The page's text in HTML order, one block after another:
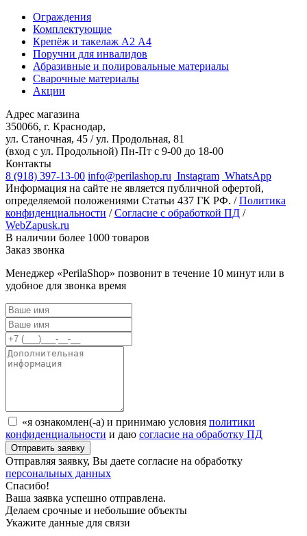
Ограждения
Комплектующие
Крепёж и такелаж А2 А4
Поручни для инвалидов
Абразивные и полировальные материалы
Сварочные материалы
Акции
Адрес магазина
350066, г. Краснодар,
ул. Станочная, 45 / ул. Продольная, 81
(вход с ул. Продольной) Пн-Пт с 9-00 до 18-00
Контакты
8 (918) 397-13-00 info@perilashop.ru Instagram WhatsApp
Информация на сайте не является публичной офертой,
определяемой положениями Статьи 437 ГК РФ. /Политика
конфиденциальности /Согласие с обработкой ПД /
WebZapusk.ru
В наличии более 1000 товаров
Заказ звонка
Менеджер «PerilaShop» позвонит в течение 10 минут или в
удобное для звонка время
«я ознакомлен(-а) и принимаю условия политики
конфиденциальности и даю согласие на обработку ПД
Отправляя заявку, Вы даете согласие на обработку
персональных данных
Спасибо!
Ваша заявка успешно отправлена.
Делаем срочные и небольшие объекты
Укажите данные для связи